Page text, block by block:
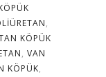
,
KÖPÜK
, VAN
KÖPÜK,